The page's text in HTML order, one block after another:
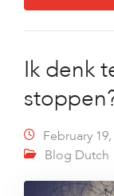
Ik denk
February
Blog Dutch